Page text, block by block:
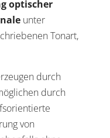
optischer
unter
Tonart,
durch
durch
von